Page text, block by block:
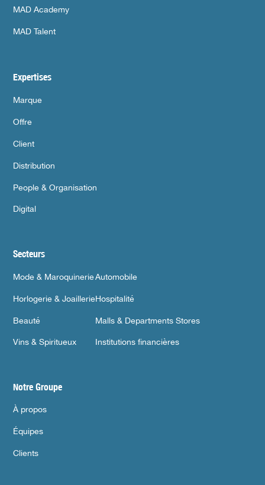
MAD Academy
MAD Talent
Expertises
Marque
Offre
Client
Distribution
People & Organisation
Digital
Secteurs
Mode & Maroquinerie
Horlogerie & Joaillerie
Beauté
Vins & Spiritueux
Automobile
Hospitalité
Malls & Departments Stores
Institutions financières
Notre Groupe
À propos
Équipes
Clients